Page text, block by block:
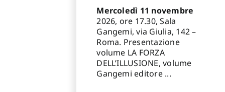
Mercoledì 11 novembre
2026, ore 17.30, Sala
Gangemi, via Giulia, 142 –
Roma. Presentazione
volume LA FORZA
DELL’ILLUSIONE, volume
Gangemi editore ...